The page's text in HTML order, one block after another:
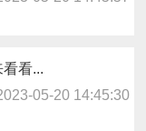
看...
05-20 14:45:30